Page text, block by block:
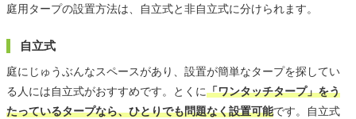
庭用タープの設置方法は、自立式と非自立式に分けられます。
自立式
庭にじゅうぶんなスペースがあり、設置が簡単なタープを探してい
る人には自立式がおすすめです。とくに「ワンタッチタープ」をう
たっているタープなら、ひとりでも問題なく設置可能です。自立式